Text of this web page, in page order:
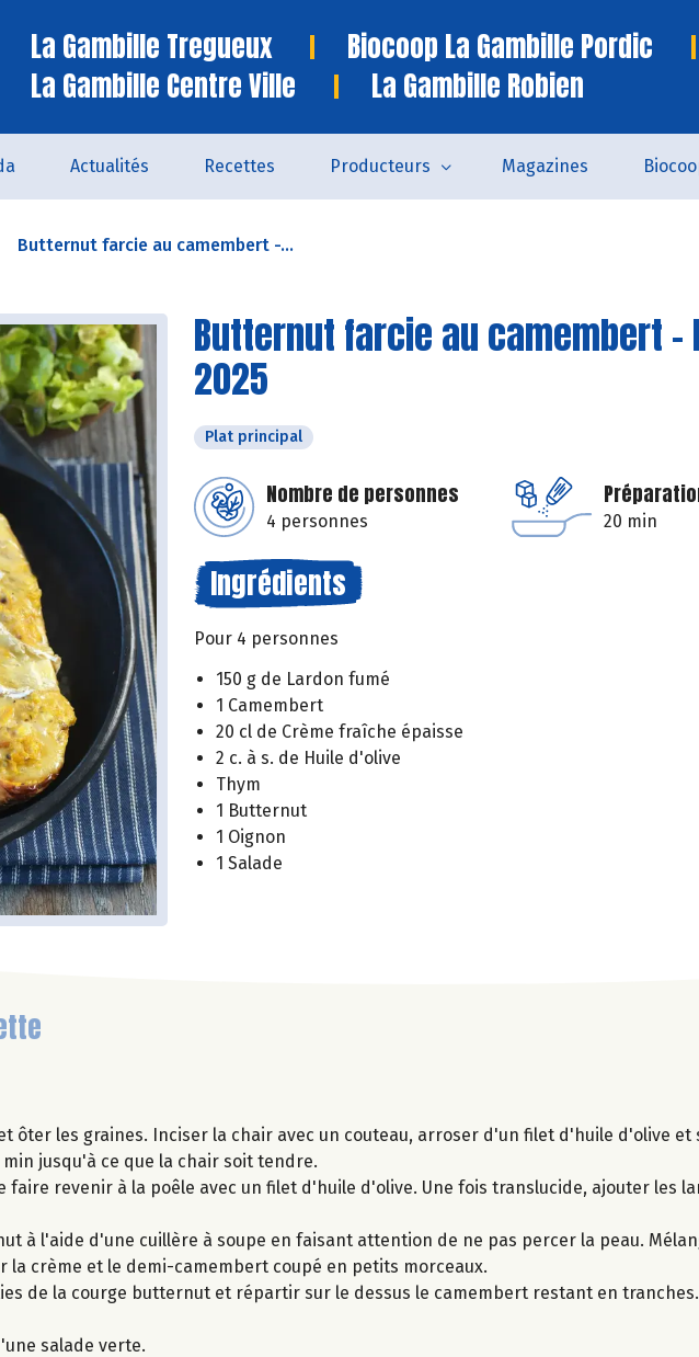
La Gambille Tregueux Biocoop La Gambille Pordic
La Gambille Centre Ville
La Gambille Robien
Actualités Recettes Producteurs Magazines
Butternut farcie au camembert -...
Butternut farcie au camembert -
2025
Plat principal
Nombre de personnes
4 personnes 20 min
Ingrédients
Pour 4 personnes
150 g de Lardon fumé
1 Camembert
20 cl de Crème fraîche épaisse
2 c. à s. de Huile d'olive
Thym
1 Butternut
1 Oignon
1 Salade
ôter les graines. Inciser la chair avec un couteau, arroser d'un filet d'huile d'olive et
jusqu'à ce que la chair soit tendre.
faire revenir à la poêle avec un filet d'huile d'olive. Une fois translucide, ajouter les
à l'aide d'une cuillère à soupe en faisant attention de ne pas percer la peau.
la crème et le demi-camembert coupé en petits morceaux.
de la courge butternut et répartir sur le dessus le camembert restant en
salade verte.